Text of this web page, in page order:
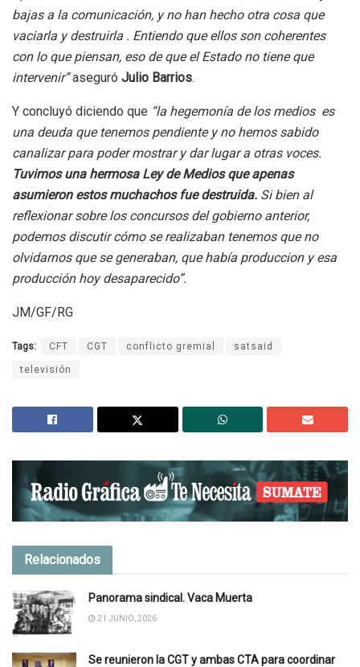
bajas a la comunicación, y no han hecho otra cosa que
vaciarla y destruirla . Entiendo que ellos son coherentes
con lo que piensan, eso de que el Estado no tiene que
intervenir”aseguró Julio Barrios.
Y concluyó diciendo que “la hegemonía de los medios es
una deuda que tenemos pendiente y no hemos sabido
canalizar para poder mostrar y dar lugar a otras voces.
Tuvimos una hermosa Ley de Medios que apenas
asumieron estos muchachos fue destruida. Si bien al
reflexionar sobre los concursos del gobierno anterior,
podemos discutir cómo se realizaban tenemos que no
olvidarnos que se generaban, que había produccion y esa
producción hoy desaparecido”.
JM/GF/RG
Tags: CFT CGT conflicto gremial satsaid
televisión
Relacionados
Panorama sindical. Vaca Muerta
21 JUNIO, 2026
Se reunieron la CGT y ambas CTA para coordinar